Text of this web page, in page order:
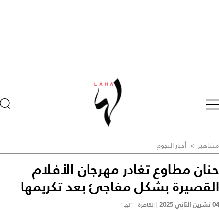
مشاهير > أخبار النجوم
حنان مطاوع تغادر مهرجان الأفلام
القصيرة بشكل مفاجئ بعد تكريمها
04 تشرين الثاني 2025 | القاهرة - "لها"